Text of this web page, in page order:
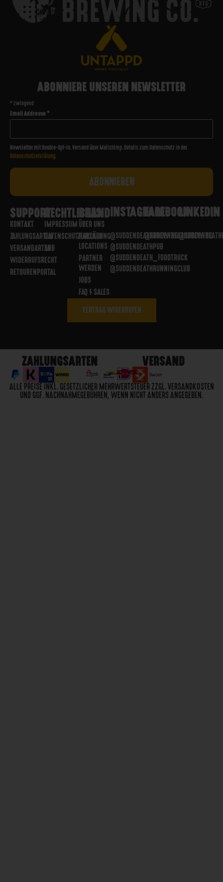
ABONNIERE UNSEREN NEWSLETTER
* zwingend
Email Addresse*
Newsletter mit Double-Opt-In. Versand über Mailchimp. Details zum Datenschutz in der
Datenschutzerklärung
SUPPORT
KONTAKT
ZAHLUNGSARTEN
VERSANDARTEN
WIDERRUFSRECHT
RETOURENPORTAL
RECHTLICHES
IMPRESSUM
DATENSCHUTZERKLÄRUNG
AGB
BRAND
ÜBER UNS
PARTNER
LOCATIONS
PARTNER
WERDEN
JOBS
FAQ / SALES
INSTAGRAM
@SUDDENDEATHBREWING
@SUDDENDEATHPUB
@SUDDENDEATH_FOODTRUCK
@SUDDENDEATHRUNNINGCLUB
FACEBOOK
@SUDDENDEATHBREWING
LINKEDIN
VERTRAG WIDERRUFEN
ZAHLUNGSARTEN VERSAND
ALLE PREISE INKL. GESETZLICHER MEHRWERTSTEUER ZZGL. VERSANDKOSTEN
UND GGF. NACHNAHMEGEBÜHREN, WENN NICHT ANDERS ANGEGEBEN.